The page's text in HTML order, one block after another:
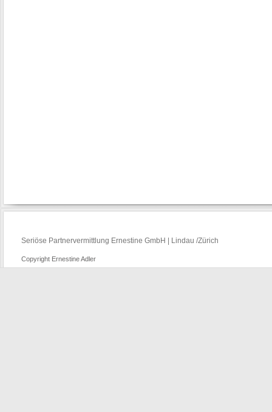
Seriöse Partnervermittlung Ernestine GmbH | Lindau /Zürich
Copyright Ernestine Adler